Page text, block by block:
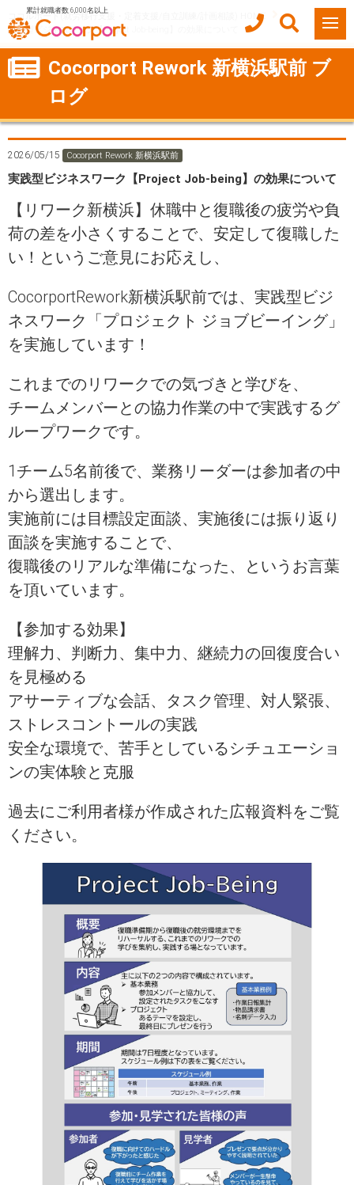
累計就職者数 6,000名以上
ココルポート(就労移行支援・定着支援/自立訓練/計画相談) HOME
実践型ビジネスワーク【Project Job-being】の効果について
Cocorport Rework 新横浜駅前 ブ
ログ
2026/05/15 Cocorport Rework 新横浜駅前
実践型ビジネスワーク【Project Job-being】の効果について
【リワーク新横浜】休職中と復職後の疲労や負
荷の差を小さくすることで、安定して復職した
い！というご意見にお応えし、
CocorportRework新横浜駅前では、実践型ビジ
ネスワーク「プロジェクト ジョブビーイング」
を実施しています！
これまでのリワークでの気づきと学びを、
チームメンバーとの協力作業の中で実践するグ
ループワークです。
1チーム5名前後で、業務リーダーは参加者の中
から選出します。
実施前には目標設定面談、実施後には振り返り
面談を実施することで、
復職後のリアルな準備になった、というお言葉
を頂いています。
【参加する効果】
理解力、判断力、集中力、継続力の回復度合い
を見極める
アサーティブな会話、タスク管理、対人緊張、
ストレスコントールの実践
安全な環境で、苦手としているシチュエーショ
ンの実体験と克服
過去にご利用者様が作成された広報資料をご覧
ください。